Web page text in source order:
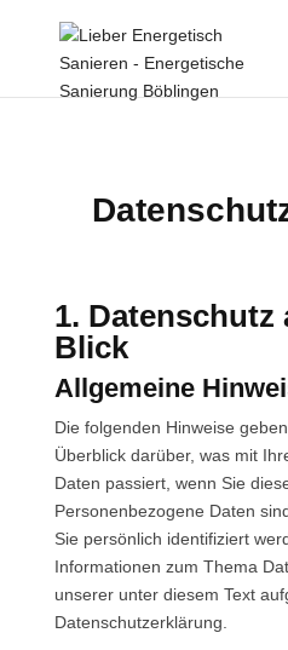
1. Datenschutz
Blick
Allgemeine
Die folgenden Hinweise
Überblick darüber, was mit
Daten passiert, wenn Sie
Personenbezogene Daten
Sie persönlich identifiziert
Informationen zum Thema
unserer unter diesem Text
Datenschutzerklärung.